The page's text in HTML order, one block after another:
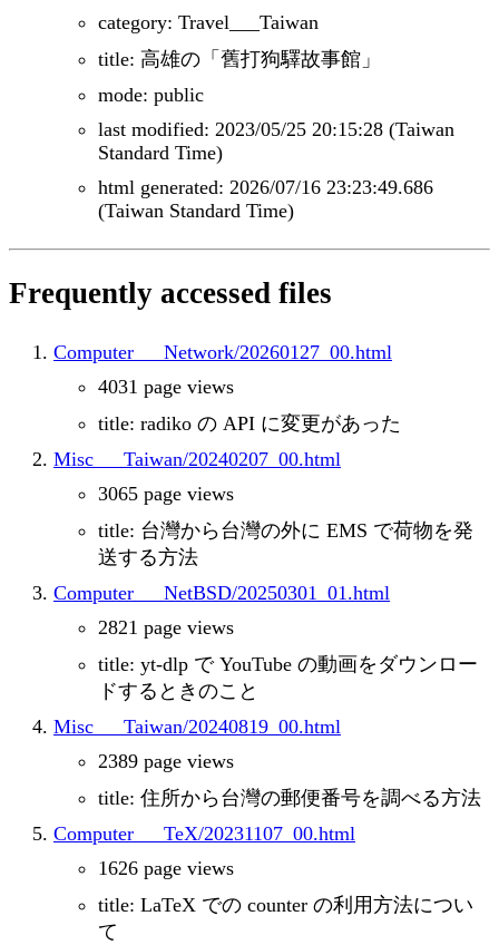
category: Travel___Taiwan
title: 高雄の「舊打狗驛故事館」
mode: public
last modified: 2023/05/25 20:15:28 (Taiwan
Standard Time)
html generated: 2026/07/16 23:23:49.686
(Taiwan Standard Time)
Frequently accessed files
Computer___Network/20260127_00.html
4031 page views
title: radiko の API に変更があった
Misc___Taiwan/20240207_00.html
3065 page views
title: 台灣から台灣の外に EMS で荷物を発
送する方法
Computer___NetBSD/20250301_01.html
2821 page views
title: yt-dlp で YouTube の動画をダウンロー
ドするときのこと
Misc___Taiwan/20240819_00.html
2389 page views
title: 住所から台灣の郵便番号を調べる方法
Computer___TeX/20231107_00.html
1626 page views
title: LaTeX での counter の利用方法につい
て